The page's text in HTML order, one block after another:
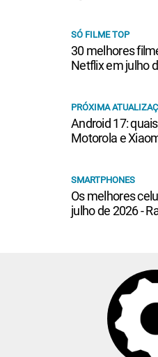
SÓ FILME TOP
30 melhores
Netflix em julho
PRÓXIMA
Android 17:
Motorola e
SMARTPHONES
Os melhores
julho de 2026 -